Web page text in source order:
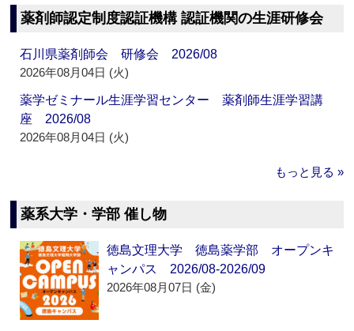
薬剤師認定制度認証機構 認証機関の生涯研修会
石川県薬剤師会 研修会 2026/08
2026年08月04日 (火)
薬学ゼミナール生涯学習センター 薬剤師生涯学習講
座 2026/08
2026年08月04日 (火)
もっと見る »
薬系大学・学部 催し物
徳島文理大学 徳島薬学部 オープンキ
ャンパス 2026/08-2026/09
2026年08月07日 (金)